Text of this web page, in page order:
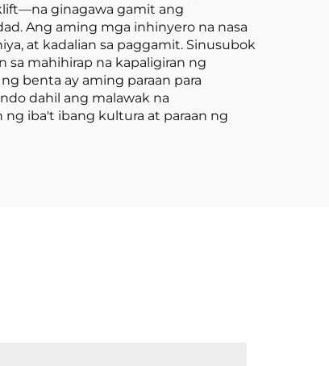
ginagawa gamit ang
Ang aming mga inhinyero na nasa
at kadalian sa paggamit. Sinusubok
mahihirap na kapaligiran ng
benta ay aming paraan para
dahil ang malawak na
iba't ibang kultura at paraan ng